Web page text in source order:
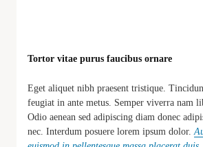
Tortor vitae purus faucibus ornare
Eget aliquet nibh praesent tristique.
feugiat in ante metus. Semper viverra nam
Odio aenean sed adipiscing diam donec
nec. Interdum posuere lorem ipsum dolor.